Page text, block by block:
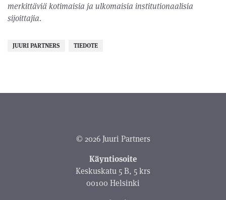
merkittäviä kotimaisia ja ulkomaisia institutionaalisia
sijoittajia.
JUURI PARTNERS TIEDOTE
© 2026 Juuri Partners
Käyntiosoite
Keskuskatu 5 B, 5 krs
00100 Helsinki